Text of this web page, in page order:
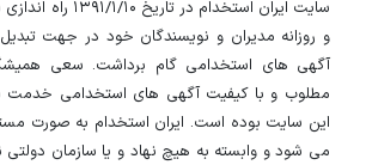
سایت ایران استخدام
و روزانه مدیران و نویسندگان خود در جهت
آگهی های استخدامی گام برداشت. سعی
مطلوب و با کیفیت آگهی های استخدامی خدمت
این سایت بوده است. ایران استخدام به صورت
می شود و وابسته به هیچ نهاد و یا سازمان